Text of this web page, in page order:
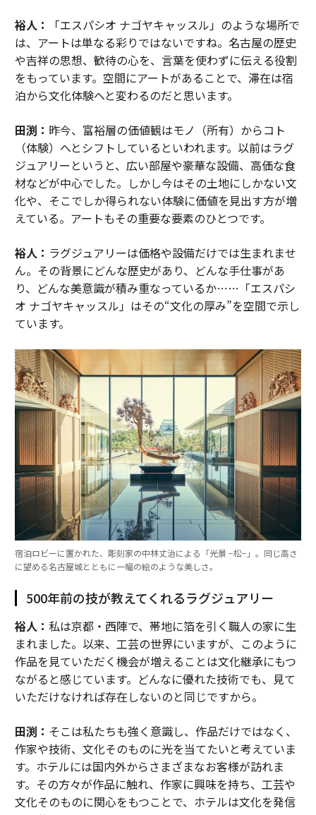
裕人：
「エスパシオ ナゴヤキャッスル」のような場所で
は、アートは単なる彩りではないですね。名古屋の歴史
や吉祥の思想、歓待の心を、言葉を使わずに伝える役割
をもっています。空間にアートがあることで、滞在は宿
泊から文化体験へと変わるのだと思います。
田渕： 昨今、富裕層の価値観はモノ（所有）からコト
（体験）へとシフトしているといわれます。以前はラグ
ジュアリーというと、広い部屋や豪華な設備、高価な食
材などが中心でした。しかし今はその土地にしかない文
化や、そこでしか得られない体験に価値を見出す方が増
えている。アートもその重要な要素のひとつです。
裕人： ラグジュアリーは価格や設備だけでは生まれませ
ん。その背景にどんな歴史があり、どんな手仕事があ
り、どんな美意識が積み重なっているか……「エスパシ
オ ナゴヤキャッスル」はその“文化の厚み”を空間で示し
ています。
宿泊ロビーに置かれた、彫刻家の中林丈治による「光景 −松−」。同じ高さ
に望める名古屋城とともに一幅の絵のような美しさ。
500年前の技が教えてくれるラグジュアリー
裕人： 私は京都・西陣で、帯地に箔を引く職人の家に生
まれました。以来、工芸の世界にいますが、このように
作品を見ていただく機会が増えることは文化継承にもつ
ながると感じています。どんなに優れた技術でも、見て
いただけなければ存在しないのと同じですから。
田渕： そこは私たちも強く意識し、作品だけではなく、
作家や技術、文化そのものに光を当てたいと考えていま
す。ホテルには国内外からさまざまなお客様が訪れま
す。その方々が作品に触れ、作家に興味を持ち、工芸や
文化そのものに関心をもつことで、ホテルは文化を発信